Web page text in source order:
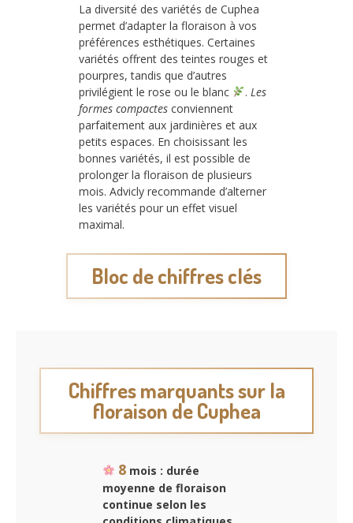
La diversité des variétés de Cuphea
permet d’adapter la floraison à vos
préférences esthétiques. Certaines
variétés offrent des teintes rouges et
pourpres, tandis que d’autres
privilégient le rose ou le blanc
. Les
formes compactes conviennent
parfaitement aux jardinières et aux
petits espaces. En choisissant les
bonnes variétés, il est possible de
prolonger la floraison de plusieurs
mois. Advicly recommande d’alterner
les variétés pour un effet visuel
maximal.
Bloc de chiffres clés
Chiffres marquants sur la
floraison de Cuphea
8mois : durée
moyenne de floraison
continue selon les